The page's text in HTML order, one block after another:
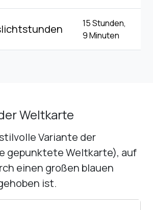
15 Stunden,
9 Minuten
Weltkarte
Variante der
gepunktete Weltkarte), auf
einen großen blauen
ist.